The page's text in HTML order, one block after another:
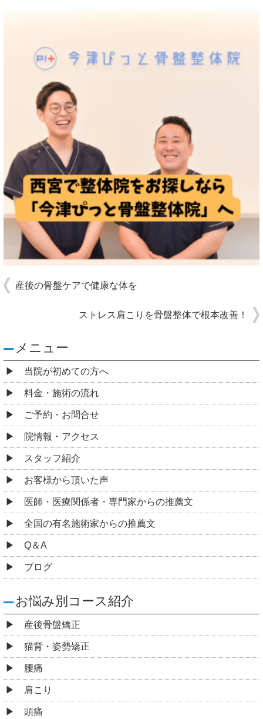
産後の骨盤ケアで健康な体を
ストレス肩こりを骨盤整体で根本改善！
メニュー
当院が初めての方へ
料金・施術の流れ
ご予約・お問合せ
院情報・アクセス
スタッフ紹介
お客様から頂いた声
医師・医療関係者・専門家からの推薦文
全国の有名施術家からの推薦文
Q＆A
ブログ
お悩み別コース紹介
産後骨盤矯正
猫背・姿勢矯正
腰痛
肩こり
頭痛